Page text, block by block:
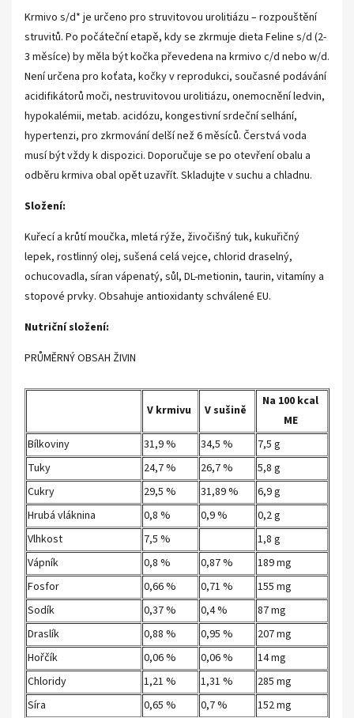
Krmivo s/d* je určeno pro struvitovou urolitiázu – rozpouštění
struvitů. Po počáteční etapě, kdy se zkrmuje dieta Feline s/d (2-
3 měsíce) by měla být kočka převedena na krmivo c/d nebo w/d.
Není určena pro koťata, kočky v reprodukci, současné podávání
acidifikátorů moči, nestruvitovou urolitiázu, onemocnění ledvin,
hypokalémii, metab. acidózu, kongestivní srdeční selhání,
hypertenzi, pro zkrmování delší než 6 měsíců. Čerstvá voda
musí být vždy k dispozici. Doporučuje se po otevření obalu a
odběru krmiva obal opět uzavřít. Skladujte v suchu a chladnu.
Složení:
Kuřecí a krůtí moučka, mletá rýže, živočišný tuk, kukuřičný
lepek, rostlinný olej, sušená celá vejce, chlorid draselný,
ochucovadla, síran vápenatý, sůl, DL-metionin, taurin, vitamíny a
stopové prvky. Obsahuje antioxidanty schválené EU.
Nutriční složení:
PRŮMĚRNÝ OBSAH ŽIVIN
V krmivu V sušině
Na 100 kcal
ME
Bílkoviny
31,9 % 34,5 %
7,5 g
Tuky
24,7 % 26,7 %
5,8 g
Cukry
29,5 % 31,89 %
6,9 g
Hrubá vláknina
0,8 % 0,9 %
0,2 g
Vlhkost
7,5 %
1,8 g
Vápník
0,8 % 0,87 %
189 mg
Fosfor
0,66 % 0,71 %
155 mg
Sodík
0,37 % 0,4 %
87 mg
Draslík
0,88 % 0,95 %
207 mg
Hořčík
0,06 % 0,06 %
14 mg
Chloridy
1,21 % 1,31 %
285 mg
Síra
0,65 % 0,7 % 152 mg